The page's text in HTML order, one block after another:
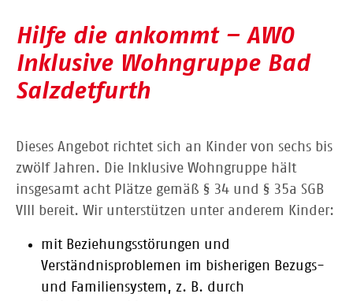
Hilfe die ankommt – AWO
Inklusive Wohngruppe Bad
Salzdetfurth
Dieses Angebot richtet sich an Kinder von sechs bis
zwölf Jahren. Die Inklusive Wohngruppe hält
insgesamt acht Plätze gemäß § 34 und § 35a SGB
VIII bereit. Wir unterstützen unter anderem Kinder:
mit Beziehungsstörungen und
Verständnisproblemen im bisherigen Bezugs-
und Familiensystem, z. B. durch